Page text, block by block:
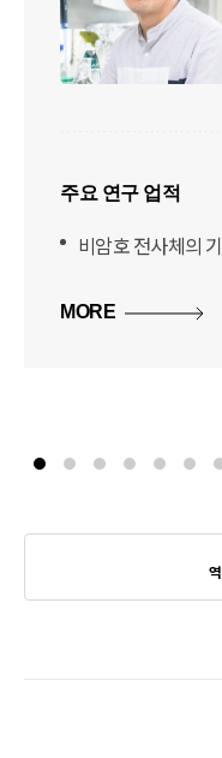
주요 연구 업적
비암호 전사체의
MORE